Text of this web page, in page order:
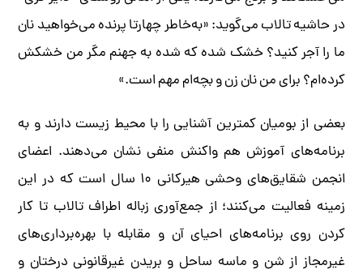
در حاشیه تالاب می‌گوید: «به‌خاطر چهارتا پرنده می‌خواهید نان
ما را آجر کنید؟ خشک شده که شده به جهنم مگر من خشکش
کرده‌ام؟ برای من نان زن و بچه‌ام مهم است.»
بعضی از بومیان کمترین آشنایی را با محیط زیست دارند و به
برنامه‌های آموزش هم واکنش منفی نشان می‌دهند. اعضای
انجمن شقایق‌های وحشی هیرکانی ۱۰ سال است که در این
زمینه فعالیت می‌کنند؛ از جمع‌آوری زباله اطراف تالاب تا کار
کردن روی برنامه‌های احیای آن و مقابله با بهره‌برداری‌های
غیرمجاز از شن و ماسه ساحل و بریدن غیرقانونی درختان و